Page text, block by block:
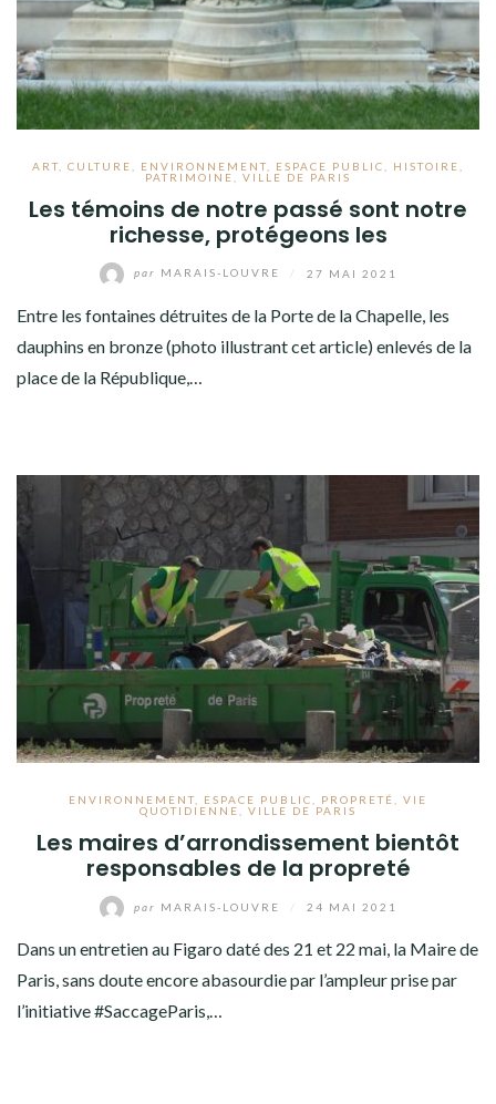
ART CULTURE ENVIRONNEMENT ESPACE PUBLIC HISTOIRE
PATRIMOINE
VILLE DE PARIS
Les témoins de notre passé sont notre
richesse, protégeons les
par MARAIS-LOUVRE 27 MAI 2021
Entre les fontaines détruites de la Porte de la Chapelle, les
dauphins en bronze (photo illustrant cet article) enlevés de la
place de la République,…
ENVIRONNEMENT, ESPACE PUBLIC, PROPRETÉ, VIE
QUOTIDIENNE, VILLE DE PARIS
Les maires d’arrondissement bientôt
responsables de la propreté
par MARAIS-LOUVRE 24 MAI 2021
Dans un entretien au Figaro daté des 21 et 22 mai, la Maire de
Paris, sans doute encore abasourdie par l’ampleur prise par
l’initiative #SaccageParis,…